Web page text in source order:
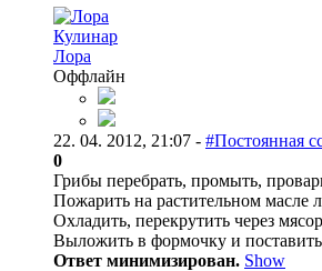
Кулинар
Лора
Оффлайн
22. 04. 2012, 21:07 - #Постоянная
0
Грибы перебрать, промыть,
Пожарить на растительном масле
Охладить, перекрутить через
Выложить в формочку и
Ответ минимизирован. Show